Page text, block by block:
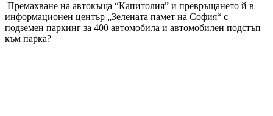
Премахване на автокъща “Капитолия” и превръщането й в
информационен център „Зелената памет на София“ с
подземен паркинг за 400 автомобила и автомобилен подстъп
към парка?